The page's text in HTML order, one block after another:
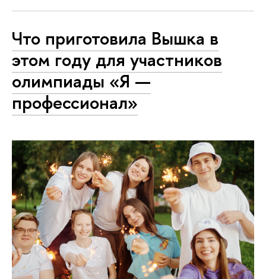
Что приготовила Вышка в
этом году для участников
олимпиады «Я —
профессионал»